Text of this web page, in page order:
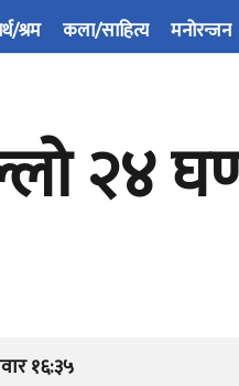
श्रम कला/साहित्य मनोरन्जन
२४
१६:३५